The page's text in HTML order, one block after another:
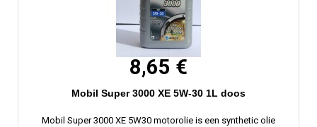
8,65 €
Mobil Super 3000 XE 5W-30 1L doos
Mobil Super 3000 XE 5W30 motorolie is een synthetic olie